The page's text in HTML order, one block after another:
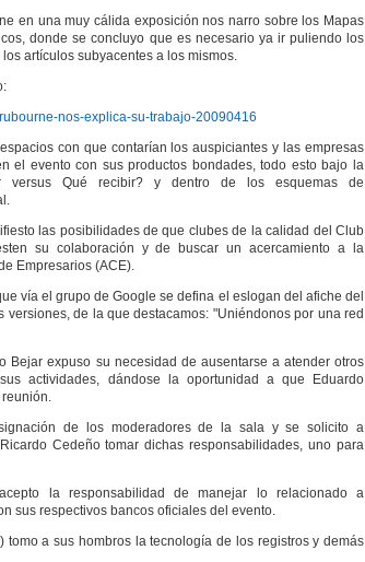
una muy cálida exposición nos narro sobre los Mapas
donde se concluyo que es necesario ya ir puliendo los
artículos subyacentes a los mismos.
nos-explica-su-trabajo-20090416
con que contarían los auspiciantes y las empresas
el evento con sus productos bondades, todo esto bajo la
versus Qué recibir? y dentro de los esquemas de
las posibilidades de que clubes de la calidad del Club
su colaboración y de buscar un acercamiento a la
Empresarios (ACE).
vía el grupo de Google se defina el eslogan del afiche del
versiones, de la que destacamos: "Uniéndonos por una red
Bejar expuso su necesidad de ausentarse a atender otros
actividades, dándose la oportunidad a que Eduardo
reunión.
de los moderadores de la sala y se solicito a
Cedeño tomar dichas responsabilidades, uno para
la responsabilidad de manejar lo relacionado a
sus respectivos bancos oficiales del evento.
tomo a sus hombros la tecnología de los registros y demás